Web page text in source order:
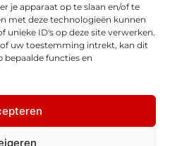
je apparaat op te slaan en/of te
met deze technologieën kunnen
unieke ID's op deze site verwerken.
uw toestemming intrekt, kan dit
bepaalde functies en
Gesloten